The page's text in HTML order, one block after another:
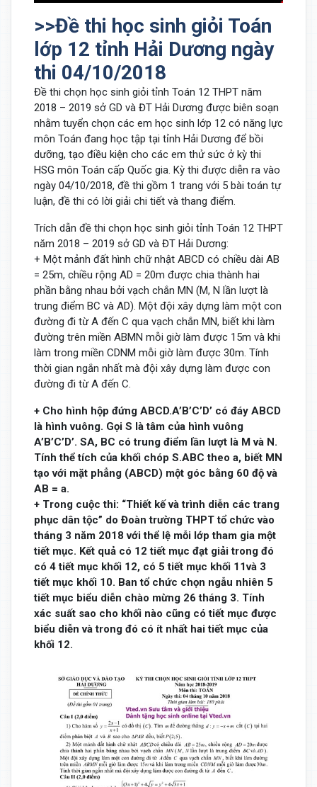
>>Đề thi học sinh giỏi Toán
lớp 12 tỉnh Hải Dương ngày
thi 04/10/2018
Đề thi chọn học sinh giỏi tỉnh Toán 12 THPT năm
2018 – 2019 sở GD và ĐT Hải Dương được biên soạn
nhằm tuyển chọn các em học sinh lớp 12 có năng lực
môn Toán đang học tập tại tỉnh Hải Dương để bồi
dưỡng, tạo điều kiện cho các em thử sức ở kỳ thi
HSG môn Toán cấp Quốc gia. Kỳ thi được diễn ra vào
ngày 04/10/2018, đề thi gồm 1 trang với 5 bài toán tự
luận, đề thi có lời giải chi tiết và thang điểm.
Trích dẫn đề thi chọn học sinh giỏi tỉnh Toán 12 THPT
năm 2018 – 2019 sở GD và ĐT Hải Dương:
+ Một mảnh đất hình chữ nhật ABCD có chiều dài AB
= 25m, chiều rộng AD = 20m được chia thành hai
phần bằng nhau bởi vạch chắn MN (M, N lần lượt là
trung điểm BC và AD). Một đội xây dựng làm một con
đường đi từ A đến C qua vạch chắn MN, biết khi làm
đường trên miền ABMN mỗi giờ làm được 15m và khi
làm trong miền CDNM mỗi giờ làm được 30m. Tính
thời gian ngắn nhất mà đội xây dựng làm được con
đường đi từ A đến C.
+ Cho hình hộp đứng ABCD.A’B’C’D’ có đáy ABCD
là hình vuông. Gọi S là tâm của hình vuông
A’B’C’D’. SA, BC có trung điểm lần lượt là M và N.
Tính thể tích của khối chóp S.ABC theo a, biết MN
tạo với mặt phẳng (ABCD) một góc bằng 60 độ và
AB = a.
+ Trong cuộc thi: “Thiết kế và trình diễn các trang
phục dân tộc” do Đoàn trường THPT tổ chức vào
tháng 3 năm 2018 với thể lệ mỗi lớp tham gia một
tiết mục. Kết quả có 12 tiết mục đạt giải trong đó
có 4 tiết mục khối 12, có 5 tiết mục khối 11và 3
tiết mục khối 10. Ban tổ chức chọn ngẫu nhiên 5
tiết mục biểu diễn chào mừng 26 tháng 3. Tính
xác suất sao cho khối nào cũng có tiết mục được
biểu diễn và trong đó có ít nhất hai tiết mục của
khối 12.